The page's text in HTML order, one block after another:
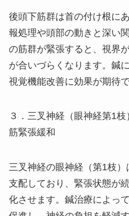
後頭下筋群は首の付け根に
報処理や頭部の動きと深い
の筋群が緊張すると、視界
が合いづらくなります。鍼
視覚機能改善に効果が期待で
３．三叉神経（眼神経第1
筋緊張緩和
三叉神経の眼神経（第1枝
支配しており、緊張状態が
化させます。鍼治療によっ